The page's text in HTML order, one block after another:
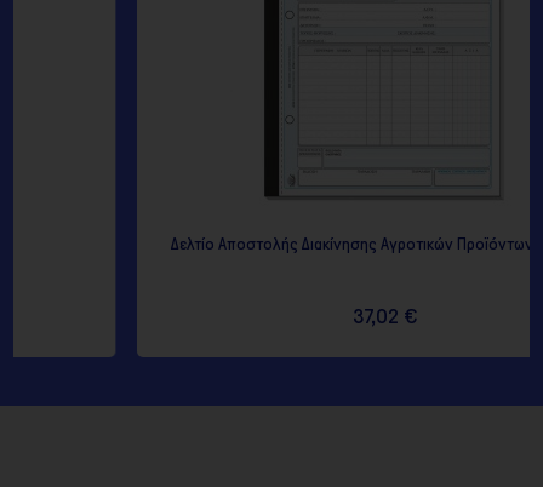
Δελτίο Αποστολής Διακίνησης Αγροτικών Προϊόντων 265 (10...